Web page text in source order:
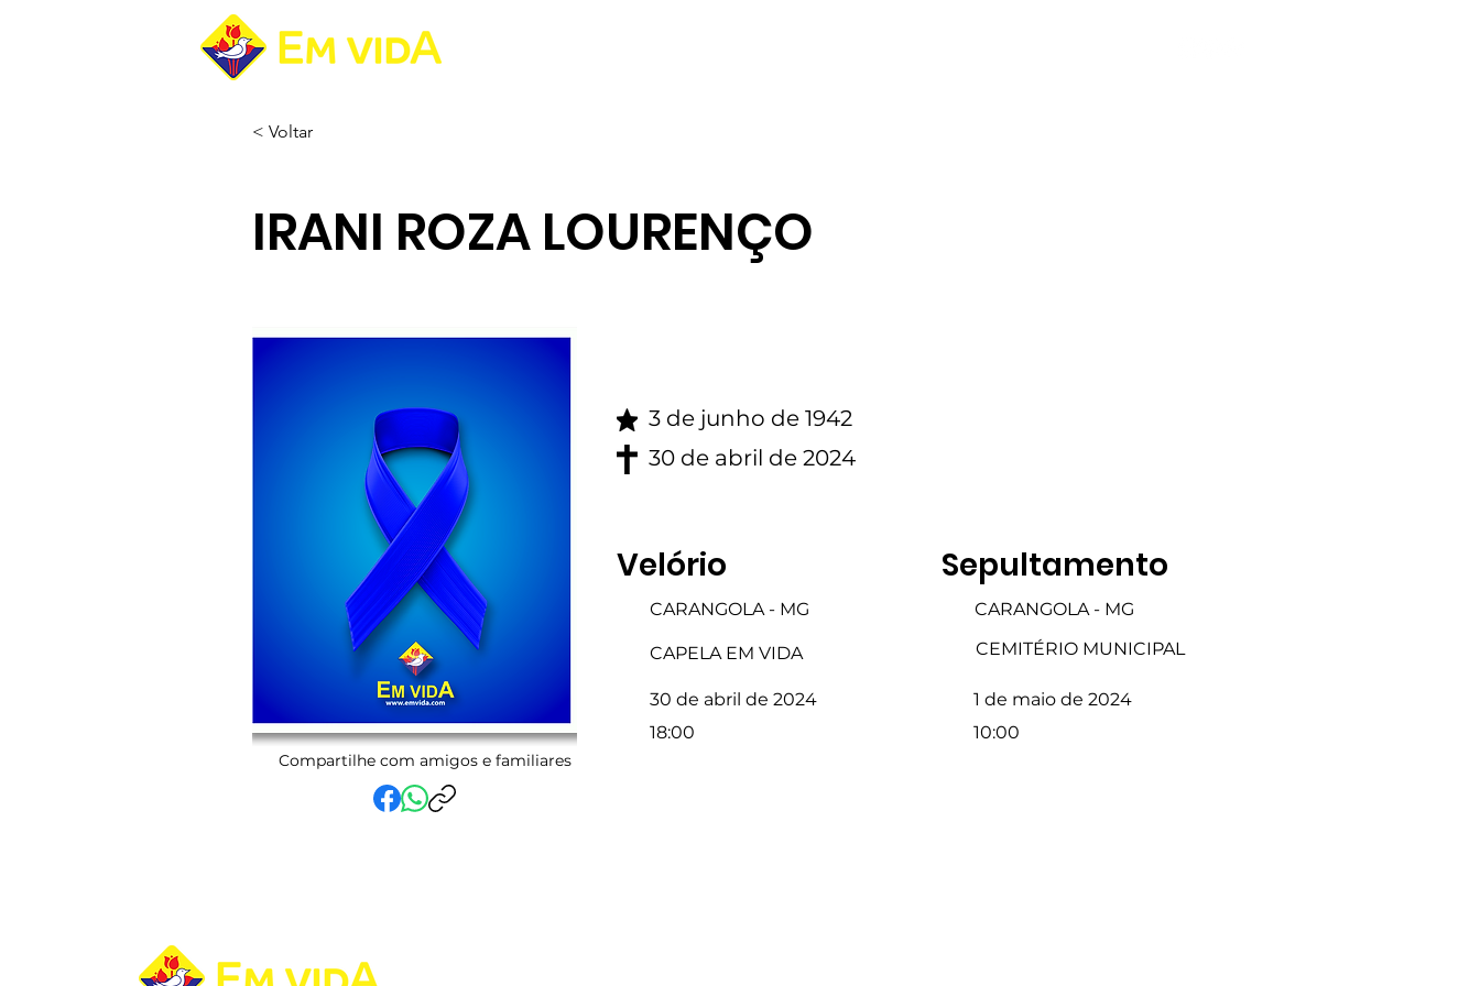
< Voltar
IRANI ROZA LOURENÇO
Compartilhe com amigos e familiares
3 de junho de 1942
30 de abril de 2024
Velório
CARANGOLA - MG
CAPELA EM VIDA
30 de abril de 2024
18:00
Sepultamento
CARANGOLA - MG
CEMITÉRIO MUNICIPAL
1 de maio de 2024
10:00